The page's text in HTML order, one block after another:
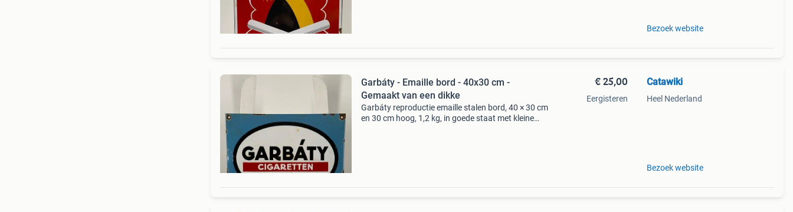
Bezoek website
Garbáty - Emaille bord - 40x30 cm -
Gemaakt van een dikke
Garbáty reproductie emaille stalen bord, 40 × 30 cm
en 30 cm hoog, 1,2 kg, in goede staat met kleine
€ 25,00
Eergisteren
Catawiki
Heel Nederland
Bezoek website